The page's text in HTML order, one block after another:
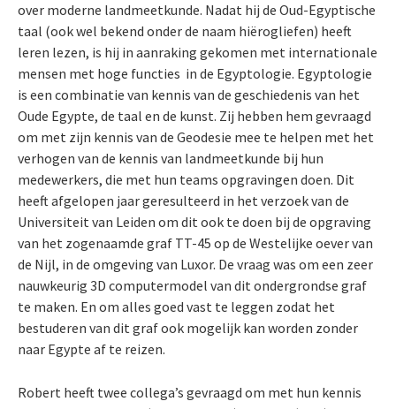
over moderne landmeetkunde. Nadat hij de Oud-Egyptische
taal (ook wel bekend onder de naam hiërogliefen) heeft
leren lezen, is hij in aanraking gekomen met internationale
mensen met hoge functies in de Egyptologie. Egyptologie
is een combinatie van kennis van de geschiedenis van het
Oude Egypte, de taal en de kunst. Zij hebben hem gevraagd
om met zijn kennis van de Geodesie mee te helpen met het
verhogen van de kennis van landmeetkunde bij hun
medewerkers, die met hun teams opgravingen doen. Dit
heeft afgelopen jaar geresulteerd in het verzoek van de
Universiteit van Leiden om dit ook te doen bij de opgraving
van het zogenaamde graf TT-45 op de Westelijke oever van
de Nijl, in de omgeving van Luxor. De vraag was om een zeer
nauwkeurig 3D computermodel van dit ondergrondse graf
te maken. En om alles goed vast te leggen zodat het
bestuderen van dit graf ook mogelijk kan worden zonder
naar Egypte af te reizen.
Robert heeft twee collega’s gevraagd om met hun kennis